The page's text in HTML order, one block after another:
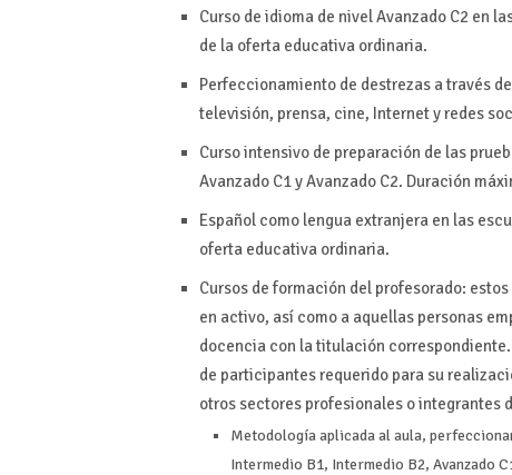
Curso de idioma de nivel Avanzado C2 en
de la oferta educativa ordinaria.
Perfeccionamiento de destrezas a través
televisión, prensa, cine, Internet y redes
Curso intensivo de preparación de las
Avanzado C1 y Avanzado C2. Duración
Español como lengua extranjera en las
oferta educativa ordinaria.
Cursos de formación del profesorado:
en activo, así como a aquellas personas
docencia con la titulación
de participantes requerido para su
otros sectores profesionales o integrantes
Metodología aplicada al aula,
Intermedio B1, Intermedio B2, Avanzado